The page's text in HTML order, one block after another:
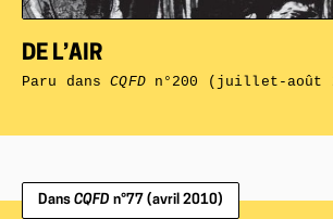
DE L’AIR
Paru dansCQFDn°200 (juillet-août
Dans CQFD n°77 (avril 2010)